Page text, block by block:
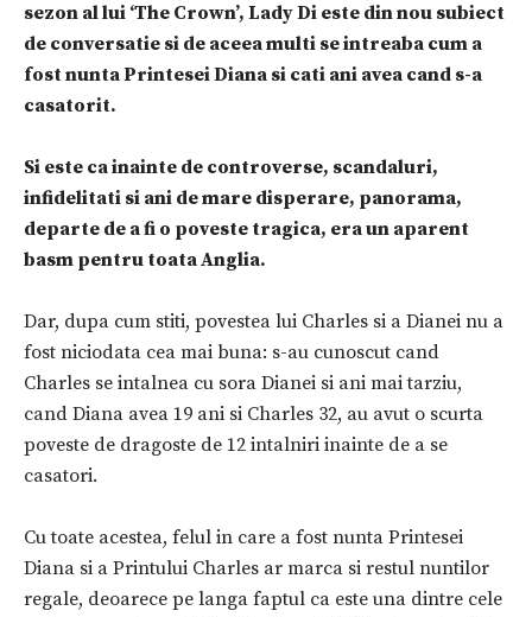
sezon al lui ‘The Crown’, Lady Di este din nou subiect
de conversatie si de aceea multi se intreaba cum a
fost nunta Printesei Diana si cati ani avea cand s-a
casatorit.
Si este ca inainte de controverse, scandaluri,
infidelitati si ani de mare disperare, panorama,
departe de a fi o poveste tragica, era un aparent
basm pentru toata Anglia.
Dar, dupa cum stiti, povestea lui Charles si a Dianei nu a
fost niciodata cea mai buna: s-au cunoscut cand
Charles se intalnea cu sora Dianei si ani mai tarziu,
cand Diana avea 19 ani si Charles 32, au avut o scurta
poveste de dragoste de 12 intalniri inainte de a se
casatori.
Cu toate acestea, felul in care a fost nunta Printesei
Diana si a Printului Charles ar marca si restul nuntilor
regale, deoarece pe langa faptul ca este una dintre cele